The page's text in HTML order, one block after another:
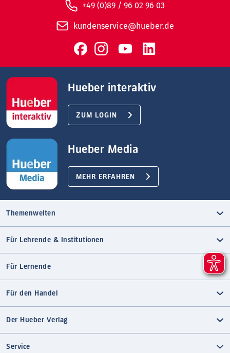
+49 (0)89 / 96 02 96 03
kundenservice@hueber.de
Hueber interaktiv
ZUM LOGIN
Hueber Media
MEHR ERFAHREN
Themenwelten
Für Lehrende & Institutionen
Für Lernende
Für den Handel
Der Hueber Verlag
Service